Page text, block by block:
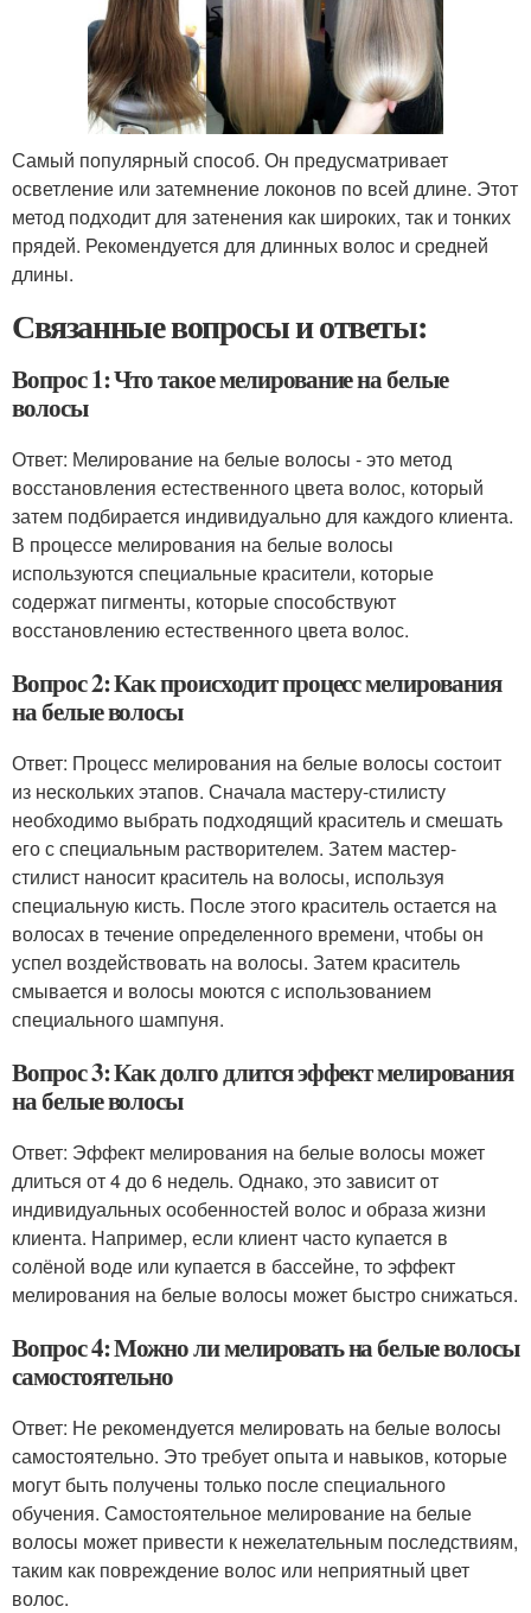
Самый популярный способ. Он предусматривает
осветление или затемнение локонов по всей длине. Этот
метод подходит для затенения как широких, так и тонких
прядей. Рекомендуется для длинных волос и средней
длины.
Связанные вопросы и ответы:
Вопрос 1: Что такое мелирование на белые
волосы
Ответ: Мелирование на белые волосы - это метод
восстановления естественного цвета волос, который
затем подбирается индивидуально для каждого клиента.
В процессе мелирования на белые волосы
используются специальные красители, которые
содержат пигменты, которые способствуют
восстановлению естественного цвета волос.
Вопрос 2: Как происходит процесс мелирования
на белые волосы
Ответ: Процесс мелирования на белые волосы состоит
из нескольких этапов. Сначала мастеру-стилисту
необходимо выбрать подходящий краситель и смешать
его с специальным растворителем. Затем мастер-
стилист наносит краситель на волосы, используя
специальную кисть. После этого краситель остается на
волосах в течение определенного времени, чтобы он
успел воздействовать на волосы. Затем краситель
смывается и волосы моются с использованием
специального шампуня.
Вопрос 3: Как долго длится эффект мелирования
на белые волосы
Ответ: Эффект мелирования на белые волосы может
длиться от 4 до 6 недель. Однако, это зависит от
индивидуальных особенностей волос и образа жизни
клиента. Например, если клиент часто купается в
солёной воде или купается в бассейне, то эффект
мелирования на белые волосы может быстро снижаться.
Вопрос 4: Можно ли мелировать на белые волосы
самостоятельно
Ответ: Не рекомендуется мелировать на белые волосы
самостоятельно. Это требует опыта и навыков, которые
могут быть получены только после специального
обучения. Самостоятельное мелирование на белые
волосы может привести к нежелательным последствиям,
таким как повреждение волос или неприятный цвет
волос.